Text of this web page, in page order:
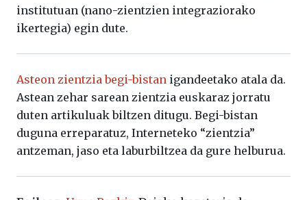
institutuan (nano-zientzien integraziorako
ikertegia) egin dute.
Asteon zientzia begi-bistan igandeetako atala da.
Astean zehar sarean zientzia euskaraz jorratu
duten artikuluak biltzen ditugu. Begi-bistan
duguna erreparatuz, Interneteko “zientzia”
antzeman, jaso eta laburbiltzea da gure helburua.